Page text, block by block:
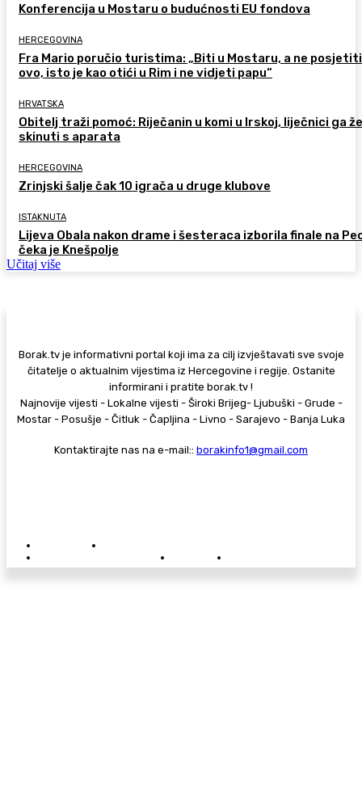
Konferencija u Mostaru o budućnosti EU fondova
HERCEGOVINA
Fra Mario poručio turistima: „Biti u Mostaru, a ne posjetiti
ovo, isto je kao otići u Rim i ne vidjeti papu“
HRVATSKA
Obitelj traži pomoć: Riječanin u komi u Irskoj, liječnici ga
skinuti s aparata
HERCEGOVINA
Zrinjski šalje čak 10 igrača u druge klubove
ISTAKNUTA
Lijeva Obala nakon drame i šesteraca izborila finale na
čeka je Knešpolje
Učitaj više
Borak.tv je informativni portal koji ima za cilj izvještavati sve svoje
čitatelje o aktualnim vijestima iz Hercegovine i regije. Ostanite
informirani i pratite borak.tv !
Najnovije vijesti - Lokalne vijesti - Široki Brijeg- Ljubuški - Grude -
Mostar - Posušje - Čitluk - Čapljina - Livno - Sarajevo - Banja Luka
Kontaktirajte nas na e-mail:: borakinfo1@gmail.com